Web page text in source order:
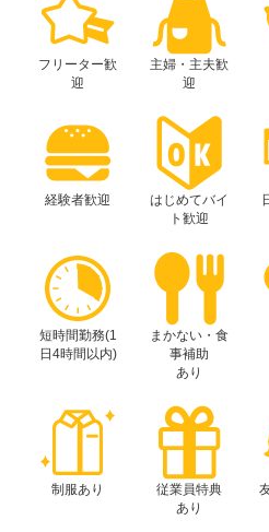
フリーター歓
迎
主婦・主夫歓
迎
経験者歓迎
はじめてバイ
ト歓迎
短時間勤務(1
日4時間以内)
まかない・食
事補助
あり
制服あり
従業員特典
あり